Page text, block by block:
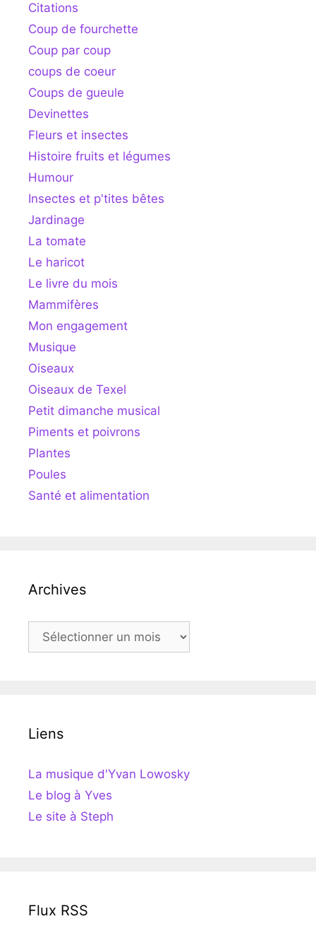
Citations
Coup de fourchette
Coup par coup
coups de coeur
Coups de gueule
Devinettes
Fleurs et insectes
Histoire fruits et légumes
Humour
Insectes et p'tites bêtes
Jardinage
La tomate
Le haricot
Le livre du mois
Mammifères
Mon engagement
Musique
Oiseaux
Oiseaux de Texel
Petit dimanche musical
Piments et poivrons
Plantes
Poules
Santé et alimentation
Archives
Archives
Liens
La musique d'Yvan Lowosky
Le blog à Yves
Le site à Steph
Flux RSS